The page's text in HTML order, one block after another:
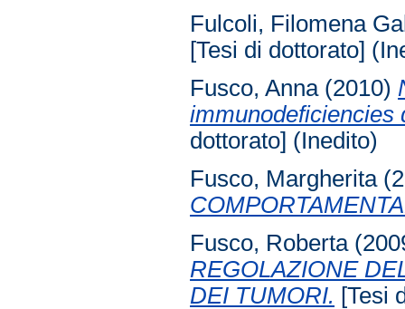
Fulcoli, Filomena
[Tesi di dottorato]
Fusco, Anna(2010)
immunodeficiencies
dottorato] (Inedito)
Fusco, Margherita
Fusco, Roberta
REGOLAZIONE
DEI TUMORI. [Tesi